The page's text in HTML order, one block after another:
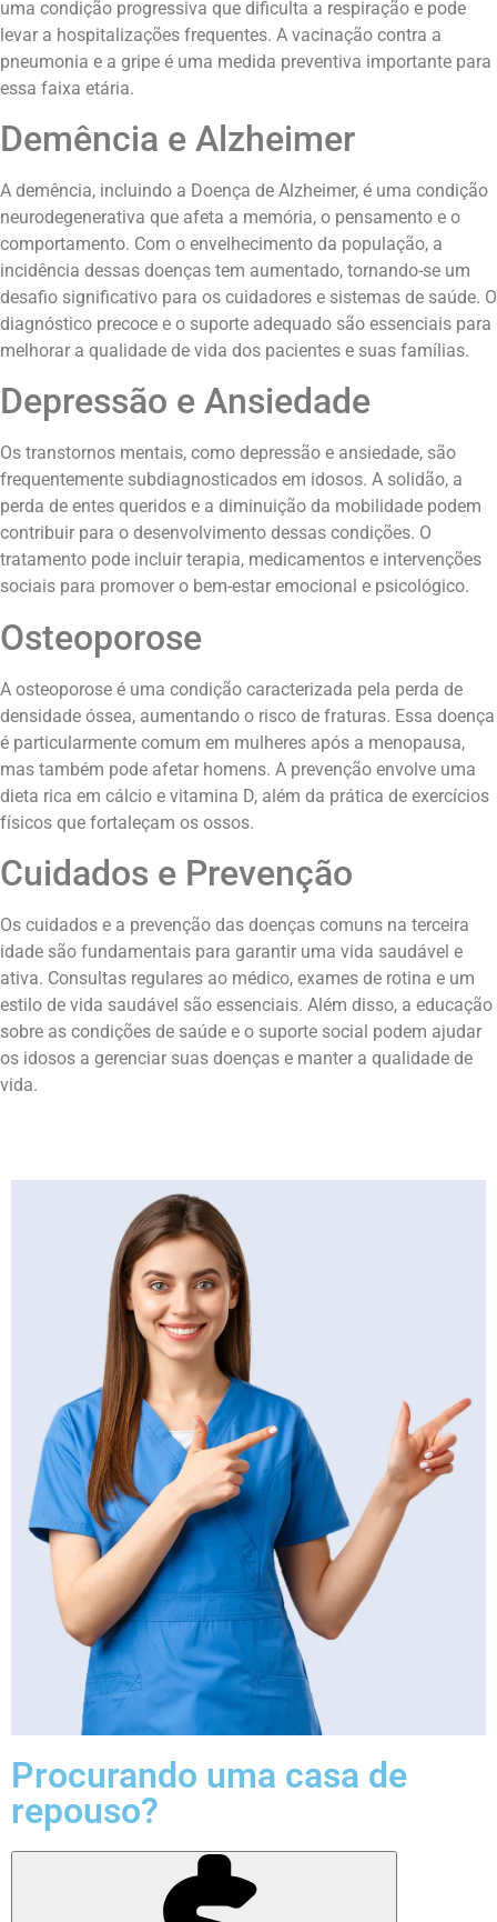
uma condição progressiva que dificulta a respiração e pode
levar a hospitalizações frequentes. A vacinação contra a
pneumonia e a gripe é uma medida preventiva importante para
essa faixa etária.
Demência e Alzheimer
A demência, incluindo a Doença de Alzheimer, é uma condição
neurodegenerativa que afeta a memória, o pensamento e o
comportamento. Com o envelhecimento da população, a
incidência dessas doenças tem aumentado, tornando-se um
desafio significativo para os cuidadores e sistemas de saúde. O
diagnóstico precoce e o suporte adequado são essenciais para
melhorar a qualidade de vida dos pacientes e suas famílias.
Depressão e Ansiedade
Os transtornos mentais, como depressão e ansiedade, são
frequentemente subdiagnosticados em idosos. A solidão, a
perda de entes queridos e a diminuição da mobilidade podem
contribuir para o desenvolvimento dessas condições. O
tratamento pode incluir terapia, medicamentos e intervenções
sociais para promover o bem-estar emocional e psicológico.
Osteoporose
A osteoporose é uma condição caracterizada pela perda de
densidade óssea, aumentando o risco de fraturas. Essa doença
é particularmente comum em mulheres após a menopausa,
mas também pode afetar homens. A prevenção envolve uma
dieta rica em cálcio e vitamina D, além da prática de exercícios
físicos que fortaleçam os ossos.
Cuidados e Prevenção
Os cuidados e a prevenção das doenças comuns na terceira
idade são fundamentais para garantir uma vida saudável e
ativa. Consultas regulares ao médico, exames de rotina e um
estilo de vida saudável são essenciais. Além disso, a educação
sobre as condições de saúde e o suporte social podem ajudar
os idosos a gerenciar suas doenças e manter a qualidade de
vida.
Procurando uma casa de
repouso?